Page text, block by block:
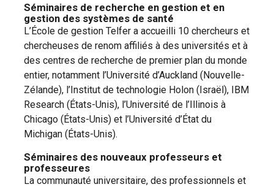
Séminaires de recherche en gestion et en
gestion des systèmes de santé
L’École de gestion Telfer a accueilli 10 chercheurs et
chercheuses de renom affiliés à des universités et à
des centres de recherche de premier plan du monde
entier, notamment l’Université d’Auckland (Nouvelle-
Zélande), l’Institut de technologie Holon (Israël), IBM
Research (États-Unis), l’Université de l’Illinois à
Chicago (États-Unis) et l’Université d’État du
Michigan (États-Unis).
Séminaires des nouveaux professeurs et
professeures
La communauté universitaire, des professionnels et